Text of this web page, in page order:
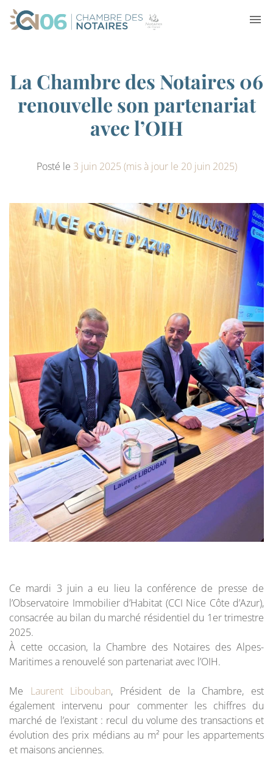
La Chambre des Notaires 06
renouvelle son partenariat
avec l’OIH
Posté le 3 juin 2025 (mis à jour le 20 juin 2025)
Ce mardi 3 juin a eu lieu la conférence de presse de
l’Observatoire Immobilier d’Habitat (CCI Nice Côte d’Azur),
consacrée au bilan du marché résidentiel du 1er trimestre
2025.
À cette occasion, la Chambre des Notaires des Alpes-
Maritimes a renouvelé son partenariat avec l’OIH.
Me Laurent Libouban, Président de la Chambre, est
également intervenu pour commenter les chiffres du
marché de l’existant : recul du volume des transactions et
évolution des prix médians au m² pour les appartements
et maisons anciennes.